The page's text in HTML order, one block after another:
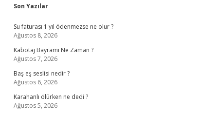
Sidebar
Son Yazılar
Su faturası 1 yıl ödenmezse ne olur ?
Ağustos 8, 2026
Kabotaj Bayramı Ne Zaman ?
Ağustos 7, 2026
Baş eş seslisi nedir ?
Ağustos 6, 2026
Karahanlı ölürken ne dedi ?
Ağustos 5, 2026